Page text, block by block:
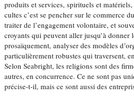
produits et services, spirituels et
cultes c’est se pencher sur le commerce
traiter de l’engagement volontaire, et
croyants qui peuvent aller jusqu’à donner
prosaïquement, analyser des modèles
particulièrement robustes qui traversent,
Selon Seabright, les religions sont des
autres, en concurrence. Ce ne sont pas
précise-t-il, mais ce sont aussi des